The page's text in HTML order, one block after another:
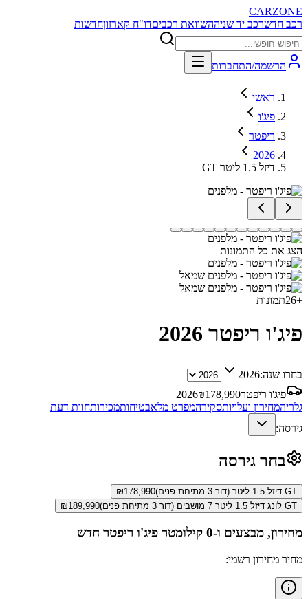
CARZONE
רכב חדשרכב יד שניההשוואת רכביםדו"ח קארזוןחדשות
הרשמה/התחברות
ראשי
פיג'ו
ריפטר
2026
GT דיזל 1.5 ליטר
הצג את כל התמונות
+
26תמונות
פיג'ו ריפטר 2026
בחרו שנה:2026
פיג'ו ריפטר
2026₪178,990
גלריהמחירון ועלויותסקירהמפרט מלאבטיחותמכירותחוות דעת
גירסה:
בחר גירסה
GT דיזל 1.5 ליטר (דור 3 מתיחת פנים) ₪178,990
GT לונג דיזל 1.5 ליטר 7 מושבים (דור 3 מתיחת פנים)
₪189,990
מחירון, מבצעים ו-0 קילומטר פיג'ו ריפטר חדש
מחיר מחירון רשמי: